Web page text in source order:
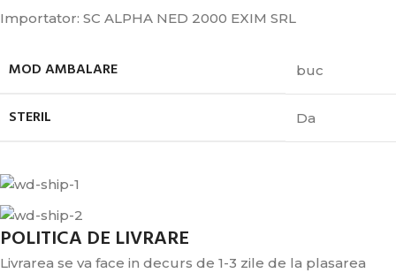
Importator: SC ALPHA NED 2000 EXIM SRL
MOD AMBALARE buc
STERIL Da
POLITICA DE LIVRARE
Livrarea se va face in decurs de 1-3 zile de la plasarea